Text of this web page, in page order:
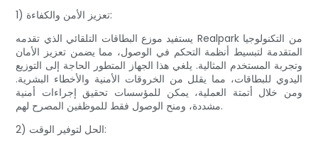
1) تعزيز الأمن والكفاءة:
يستفيد موزع البطاقات التلقائي الذي تقدمه Realpark من التكنولوجيا
المتقدمة لتبسيط أنظمة التحكم في الوصول، مما يضمن تعزيز الأمان
وتجربة المستخدم المثالية. يلغي هذا الجهاز المتطور الحاجة إلى التوزيع
اليدوي للبطاقات، مما يقلل من الخروقات الأمنية والأخطاء البشرية.
ومن خلال أتمتة العملية، يمكن للمؤسسات تحقيق إجراءات أمنية
مشددة، ومنح الوصول فقط للموظفين المصرح لهم.
2) الحل لتوفير الوقت: